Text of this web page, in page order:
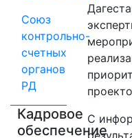
Союз
контрольно-
счетных
органов
РД
Кадровое
обеспечение
С